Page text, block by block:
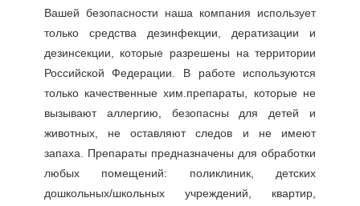
Вашей безопасности наша компания использует
только средства дезинфекции, дератизации и
дезинсекции, которые разрешены на территории
Российской Федерации. В работе используются
только качественные хим.препараты, которые не
вызывают аллергию, безопасны для детей и
животных, не оставляют следов и не имеют
запаха. Препараты предназначены для обработки
любых помещений: поликлиник, детских
дошкольных/школьных учреждений, квартир,